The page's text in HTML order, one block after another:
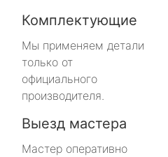
Комплектующие
Мы применяем детали
только от
официального
производителя.
Выезд мастера
Мастер оперативно